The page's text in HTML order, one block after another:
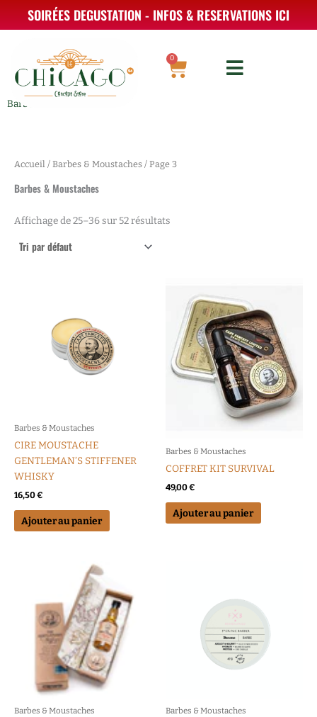
SOIRÉES DEGUSTATION - INFOS & RESERVATIONS ICI
0
Panier
Barbes & Moustaches
Accueil / Barbes & Moustaches / Page 3
Barbes & Moustaches
Affichage de 25–36 sur 52 résultats
Barbes & Moustaches
CIRE MOUSTACHE
GENTLEMAN’S STIFFENER
WHISKY
16,50€
Ajouter au panier
Barbes & Moustaches
COFFRET KIT SURVIVAL
49,00€
Ajouter au panier
Barbes & Moustaches Barbes & Moustaches